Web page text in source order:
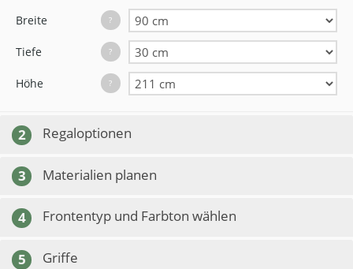
Breite ?
Tiefe ?
Höhe ?
2 Regaloptionen
3 Materialien planen
4 Frontentyp und Farbton wählen
5 Griffe